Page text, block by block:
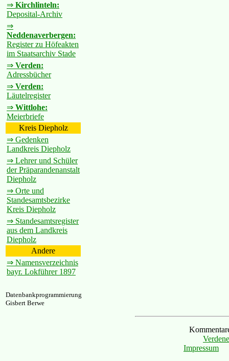
⇒ Kirchlinteln:
Deposital-Archiv
⇒
Neddenaverbergen:
Register zu Höfeakten
im Staatsarchiv Stade
⇒ Verden:
Adressbücher
⇒ Verden:
Läutelregister
⇒ Wittlohe:
Meierbriefe
Kreis Diepholz
⇒ Gedenken
Landkreis Diepholz
⇒ Lehrer und Schüler
der Präparandenanstalt
Diepholz
⇒ Orte und
Standesamtsbezirke
Kreis Diepholz
⇒ Standesamtsregister
aus dem Landkreis
Diepholz
Andere
⇒ Namensverzeichnis
bayr. Lokführer 1897
Datenbankprogrammierung
Gisbert Berwe
Impressum